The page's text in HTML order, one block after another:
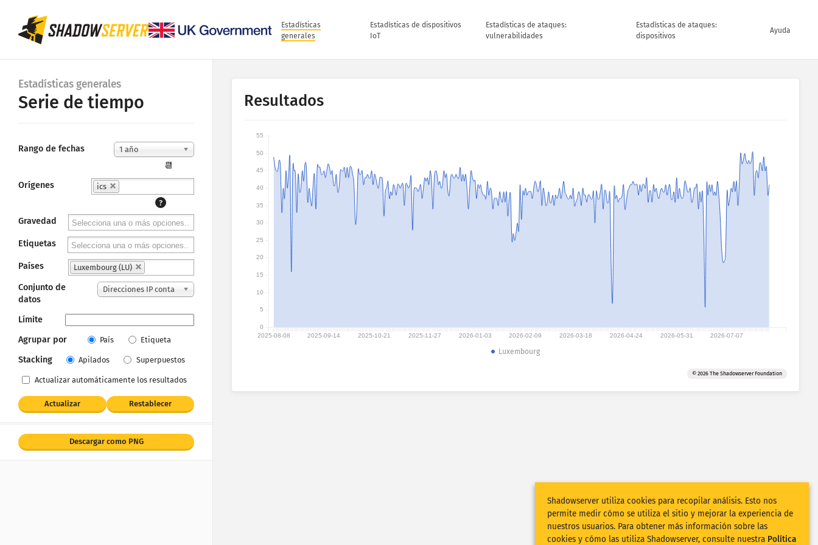
Estadísticas
generales
Estadísticas de dispositivos
IoT
Estadísticas de ataques:
vulnerabilidades
Estadísticas de ataques:
dispositivos
Ayuda
Estadísticas generales
Serie de tiempo
Rango de fechas 1 año
📆
Orígenes
ics
?
Gravedad
Etiquetas
Países Luxembourg (LU)
Conjunto de
datos
Direcciones IP conta
Límite
Agrupar por
País Etiqueta
Stacking Apilados Superpuestos
Actualizar automáticamente los resultados
Actualizar Restablecer
Descargar como PNG
Resultados
2025-08-08 2025-09-14 2025-10-21 2025-11-27 2026-01-03 2026-02-09 2026-03-18 2026-04-24 2026-05-31 2026-07-07
0
5
10
15
20
25
30
35
40
45
50
55
Luxembourg
© 2026 The Shadowserver Foundation
Shadowserver utiliza cookies para recopilar análisis. Esto nos
permite medir cómo se utiliza el sitio y mejorar la experiencia de
nuestros usuarios. Para obtener más información sobre las
cookies y cómo las utiliza Shadowserver, consulte nuestra Política